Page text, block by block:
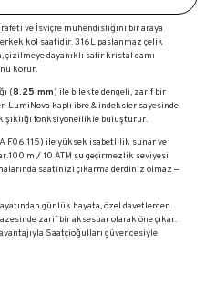
ve İsviçre mühendisliğini bir araya
kol saatidir. 316L paslanmaz çelik
dayanıklı safir kristal camı
korur.
(8.25 mm) ile bilekte dengeli, zarif bir
LumiNova kaplı ibre & indeksler sayesinde
şıklığı fonksiyonellikle buluşturur.
F06.115) ile yüksek isabetlilik sunar ve
m / 10 ATM su geçirmezlik seviyesi
saatinizi çıkarma derdiniz olmaz —
günlük hayata, özel davetlerden
zarif bir aksesuar olarak öne çıkar.
Saatçioğulları güvencesiyle